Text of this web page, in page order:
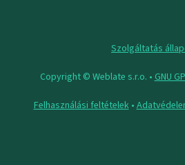
Szolgáltatás
Copyright © Weblate s.r.o. • GNU
Felhasználási feltételek•